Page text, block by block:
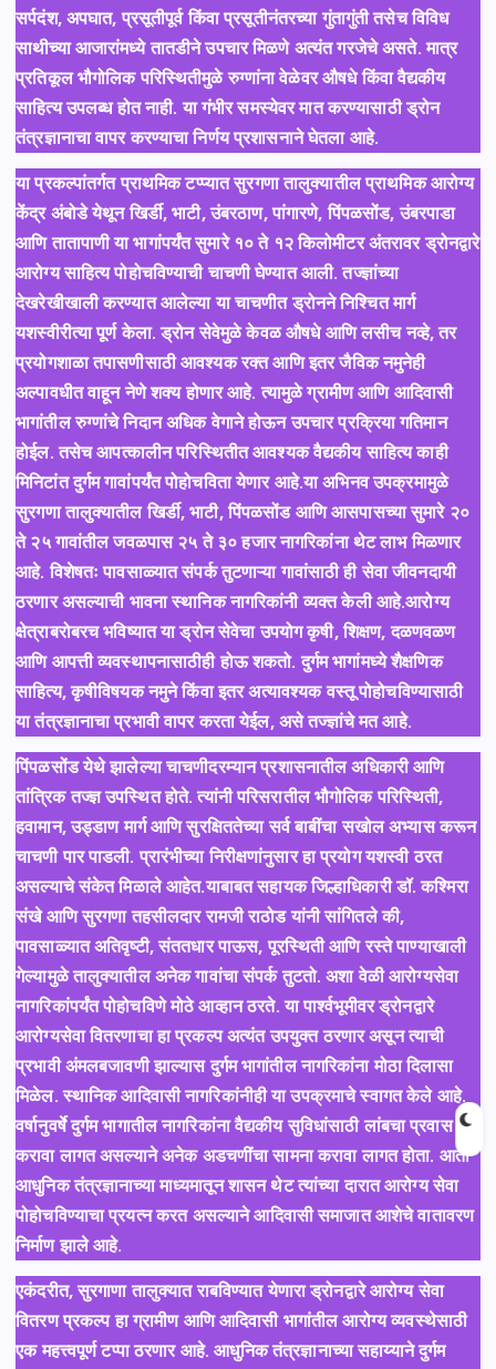
सर्पदंश, अपघात, प्रसूतीपूर्व किंवा प्रसूतीनंतरच्या गुंतागुंती तसेच विविध
साथीच्या आजारांमध्ये तातडीने उपचार मिळणे अत्यंत गरजेचे असते. मात्र
प्रतिकूल भौगोलिक परिस्थितीमुळे रुग्णांना वेळेवर औषधे किंवा वैद्यकीय
साहित्य उपलब्ध होत नाही. या गंभीर समस्येवर मात करण्यासाठी ड्रोन
तंत्रज्ञानाचा वापर करण्याचा निर्णय प्रशासनाने घेतला आहे.
या प्रकल्पांतर्गत प्राथमिक टप्प्यात सुरगणा तालुक्यातील प्राथमिक आरोग्य
केंद्र अंबोडे येथून खिर्डी, भाटी, उंबरठाण, पांगारणे, पिंपळसोंड, उंबरपाडा
आणि तातापाणी या भागांपर्यंत सुमारे १० ते १२ किलोमीटर अंतरावर ड्रोनद्वारे
आरोग्य साहित्य पोहोचविण्याची चाचणी घेण्यात आली. तज्ज्ञांच्या
देखरेखीखाली करण्यात आलेल्या या चाचणीत ड्रोनने निश्चित मार्ग
यशस्वीरीत्या पूर्ण केला. ड्रोन सेवेमुळे केवळ औषधे आणि लसीच नव्हे, तर
प्रयोगशाळा तपासणीसाठी आवश्यक रक्त आणि इतर जैविक नमुनेही
अल्पावधीत वाहून नेणे शक्य होणार आहे. त्यामुळे ग्रामीण आणि आदिवासी
भागांतील रुग्णांचे निदान अधिक वेगाने होऊन उपचार प्रक्रिया गतिमान
होईल. तसेच आपत्कालीन परिस्थितीत आवश्यक वैद्यकीय साहित्य काही
मिनिटांत दुर्गम गावांपर्यंत पोहोचविता येणार आहे.या अभिनव उपक्रमामुळे
सुरगणा तालुक्यातील खिर्डी, भाटी, पिंपळसोंड आणि आसपासच्या सुमारे २०
ते २५ गावांतील जवळपास २५ ते ३० हजार नागरिकांना थेट लाभ मिळणार
आहे. विशेषतः पावसाळ्यात संपर्क तुटणाऱ्या गावांसाठी ही सेवा जीवनदायी
ठरणार असल्याची भावना स्थानिक नागरिकांनी व्यक्त केली आहे.आरोग्य
क्षेत्राबरोबरच भविष्यात या ड्रोन सेवेचा उपयोग कृषी, शिक्षण, दळणवळण
आणि आपत्ती व्यवस्थापनासाठीही होऊ शकतो. दुर्गम भागांमध्ये शैक्षणिक
साहित्य, कृषीविषयक नमुने किंवा इतर अत्यावश्यक वस्तू पोहोचविण्यासाठी
या तंत्रज्ञानाचा प्रभावी वापर करता येईल, असे तज्ज्ञांचे मत आहे.
पिंपळसोंड येथे झालेल्या चाचणीदरम्यान प्रशासनातील अधिकारी आणि
तांत्रिक तज्ज्ञ उपस्थित होते. त्यांनी परिसरातील भौगोलिक परिस्थिती,
हवामान, उड्डाण मार्ग आणि सुरक्षिततेच्या सर्व बाबींचा सखोल अभ्यास करून
चाचणी पार पाडली. प्रारंभीच्या निरीक्षणांनुसार हा प्रयोग यशस्वी ठरत
असल्याचे संकेत मिळाले आहेत.याबाबत सहायक जिल्हाधिकारी डॉ. कश्मिरा
संखे आणि सुरगणा तहसीलदार रामजी राठोड यांनी सांगितले की,
पावसाळ्यात अतिवृष्टी, संततधार पाऊस, पूरस्थिती आणि रस्ते पाण्याखाली
गेल्यामुळे तालुक्यातील अनेक गावांचा संपर्क तुटतो. अशा वेळी आरोग्यसेवा
नागरिकांपर्यंत पोहोचविणे मोठे आव्हान ठरते. या पार्श्वभूमीवर ड्रोनद्वारे
आरोग्यसेवा वितरणाचा हा प्रकल्प अत्यंत उपयुक्त ठरणार असून त्याची
प्रभावी अंमलबजावणी झाल्यास दुर्गम भागांतील नागरिकांना मोठा दिलासा
मिळेल. स्थानिक आदिवासी नागरिकांनीही या उपक्रमाचे स्वागत केले आहे.
वर्षानुवर्षे दुर्गम भागातील नागरिकांना वैद्यकीय सुविधांसाठी लांबचा प्रवास
करावा लागत असल्याने अनेक अडचणींचा सामना करावा लागत होता. आता
आधुनिक तंत्रज्ञानाच्या माध्यमातून शासन थेट त्यांच्या दारात आरोग्य सेवा
पोहोचविण्याचा प्रयत्न करत असल्याने आदिवासी समाजात आशेचे वातावरण
निर्माण झाले आहे.
एकंदरीत, सुरगाणा तालुक्यात राबविण्यात येणारा ड्रोनद्वारे आरोग्य सेवा
वितरण प्रकल्प हा ग्रामीण आणि आदिवासी भागांतील आरोग्य व्यवस्थेसाठी
एक महत्त्वपूर्ण टप्पा ठरणार आहे. आधुनिक तंत्रज्ञानाच्या सहाय्याने दुर्गम